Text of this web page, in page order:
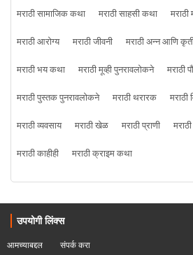
मराठी सामाजिक कथा
मराठी साहसी कथा मराठी
मराठी आरोग्य
मराठी जीवनी मराठी अन्न आणि
मराठी भय कथा
मराठी मूव्ही पुनरावलोकने
मराठी
मराठी पुस्तक पुनरावलोकने
मराठी थरारक
मराठी
मराठी व्यवसाय
मराठी खेळ मराठी प्राणी
मराठी काहीही
मराठी क्राइम कथा
उपयोगी लिंक्स
आमच्याबद्दल संपर्क करा